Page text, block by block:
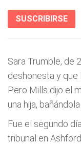
SUSCRIBIRSE
Sara Trumble, de
deshonesta y que
Pero Mills dijo el
una hija,
Fue el segundo
tribunal en